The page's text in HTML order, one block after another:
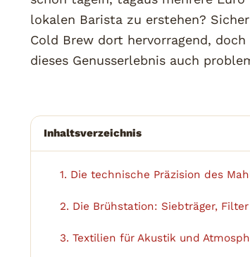
lokalen Barista zu erstehen?
Cold Brew dort hervorragend,
dieses Genusserlebnis auch
Inhaltsverzeichnis
1. Die technische Präzision des
2. Die Brühstation: Siebträger,
3. Textilien für Akustik und